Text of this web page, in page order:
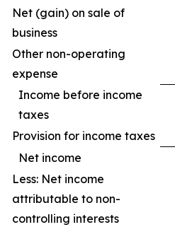
Net (gain) on sale of
business
Other non-operating
expense
Income before income
taxes
Provision for income taxes
Net income
Less: Net income
attributable to non-
controlling interests